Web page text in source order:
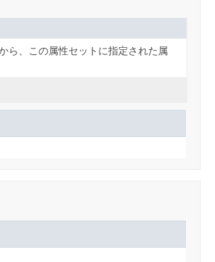
ら、この属性セットに指定された属